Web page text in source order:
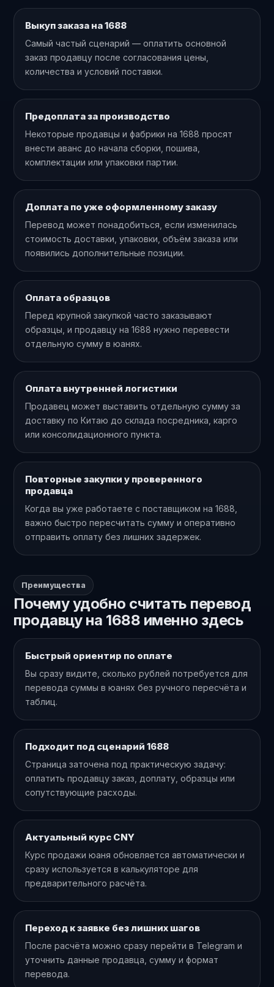
Выкуп заказа на 1688
Самый частый сценарий — оплатить основной
заказ продавцу после согласования цены,
количества и условий поставки.
Предоплата за производство
Некоторые продавцы и фабрики на 1688 просят
внести аванс до начала сборки, пошива,
комплектации или упаковки партии.
Доплата по уже оформленному заказу
Перевод может понадобиться, если изменилась
стоимость доставки, упаковки, объём заказа или
появились дополнительные позиции.
Оплата образцов
Перед крупной закупкой часто заказывают
образцы, и продавцу на 1688 нужно перевести
отдельную сумму в юанях.
Оплата внутренней логистики
Продавец может выставить отдельную сумму за
доставку по Китаю до склада посредника, карго
или консолидационного пункта.
Повторные закупки у проверенного
продавца
Когда вы уже работаете с поставщиком на 1688,
важно быстро пересчитать сумму и оперативно
отправить оплату без лишних задержек.
Преимущества
Почему удобно считать перевод
продавцу на 1688 именно здесь
Быстрый ориентир по оплате
Вы сразу видите, сколько рублей потребуется для
перевода суммы в юанях без ручного пересчёта и
таблиц.
Подходит под сценарий 1688
Страница заточена под практическую задачу:
оплатить продавцу заказ, доплату, образцы или
сопутствующие расходы.
Актуальный курс CNY
Курс продажи юаня обновляется автоматически и
сразу используется в калькуляторе для
предварительного расчёта.
Переход к заявке без лишних шагов
После расчёта можно сразу перейти в Telegram и
уточнить данные продавца, сумму и формат
перевода.